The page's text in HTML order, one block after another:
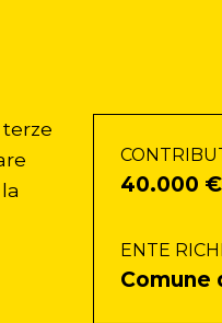
40.000 €
ENTE
Comune